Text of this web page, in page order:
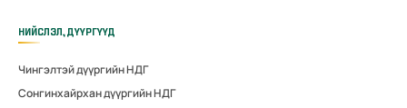
НИЙСЛЭЛ, ДҮҮРГҮҮД
Чингэлтэй дүүргийн НДГ
Сонгинхайрхан дүүргийн НДГ